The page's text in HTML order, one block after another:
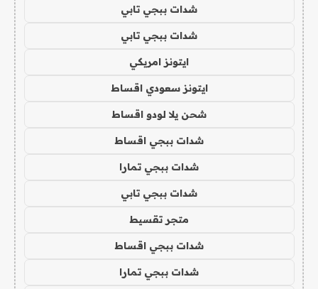
شدات ببجي تابي
شدات ببجي تابي
ايتونز امريكي
ايتونز سعودي اقساط
شحن يلا لودو اقساط
شدات ببجي اقساط
شدات ببجي تمارا
شدات ببجي تابي
متجر تقسيط
شدات ببجي اقساط
شدات ببجي تمارا